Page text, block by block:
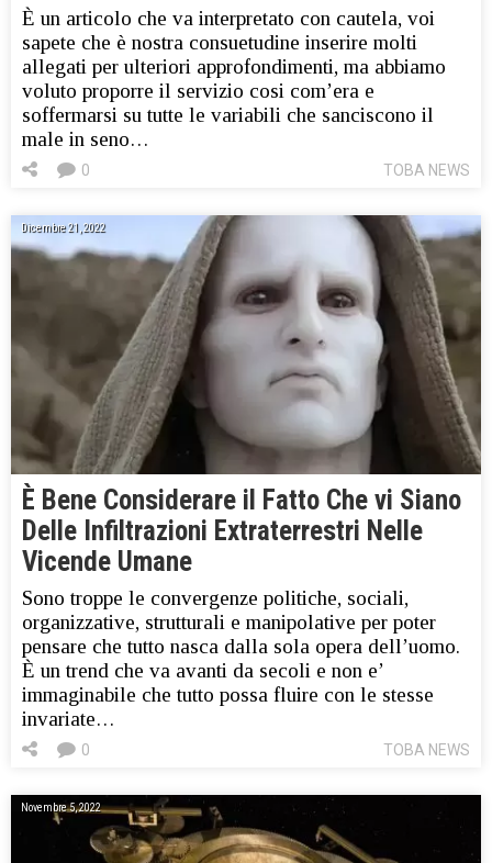
È un articolo che va interpretato con cautela, voi
sapete che è nostra consuetudine inserire molti
allegati per ulteriori approfondimenti, ma abbiamo
voluto proporre il servizio cosi com’era e
soffermarsi su tutte le variabili che sanciscono il
male in seno…
TOBA NEWS
0
Dicembre 21, 2022
È Bene Considerare il Fatto Che vi Siano
Delle Infiltrazioni Extraterrestri Nelle
Vicende Umane
Sono troppe le convergenze politiche, sociali,
organizzative, strutturali e manipolative per poter
pensare che tutto nasca dalla sola opera dell’uomo.
È un trend che va avanti da secoli e non e’
immaginabile che tutto possa fluire con le stesse
invariate…
TOBA NEWS
0
Novembre 5, 2022